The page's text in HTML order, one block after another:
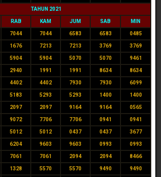
TAHUN 2021
RAB KAM JUM SAB MIN
7044 7044 6583 6583 0485
1676 7213 7213 3769 3769
5904 5904 5070 5070 9461
2940 1991 1991 8634 8634
4402 4402 7930 7930 6099
5183 5293 5293 1400 1400
2097 2097 9164 9164 0565
9072 7706 7706 0941 0941
5012 5012 0437 0437 3677
6204 9603 9603 0993 0993
7061 7061 2094 2094 8466
1328 5570 5570 9490 9490